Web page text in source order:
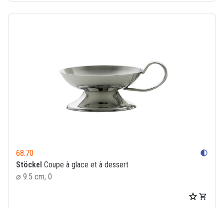
68.70 contrast
Stöckel Coupe à glace et à dessert
⌀ 9.5 cm, 0